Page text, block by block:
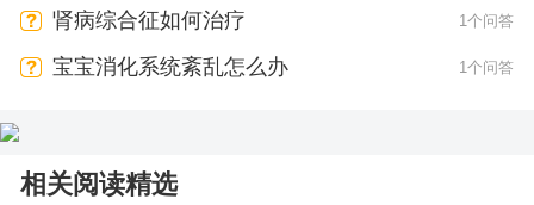
什么
肾病综合征如何治疗 1个问答
宝宝消化系统紊乱怎么办 1个问答
相关阅读精选